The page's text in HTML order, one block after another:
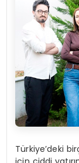
Türkiye’deki